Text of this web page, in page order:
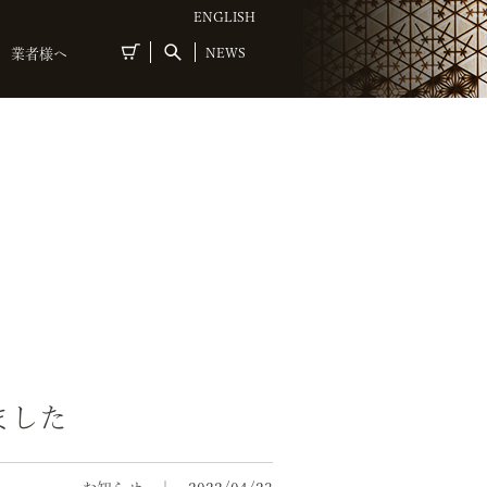
業者様へ
ENGLISH
NEWS
した